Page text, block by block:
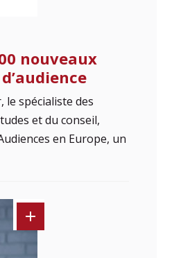
nouveaux
le spécialiste des
et du conseil,
en Europe, un